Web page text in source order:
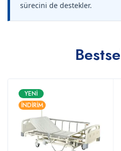
sürecini de destekler.
YENI
İNDIRIM